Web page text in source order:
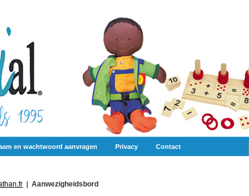
en wachtwoord aanvragen Privacy Contact
Aanwezigheidsbord